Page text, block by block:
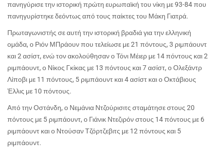
πανηγύρισε την ιστορική πρώτη ευρωπαϊκή του νίκη με 93-84 που
πανηγυρίστηκε δεόντως από τους παίκτες του Μάκη Γιατρά.
Πρωταγωνιστής σε αυτή την ιστορική βραδιά για την ελληνική
ομάδα, ο Ριόν ΜΠράουν που τελείωσε με 21 πόντους, 3 ριμπάουντ
και 2 ασίστ, ενώ τον ακολούθησαν ο Τόνι Μέιερ με 14 πόντους και 2
ριμπάουντ, ο Νίκος Γκίκας με 13 πόντους και 7 ασίστ, ο Ολεξάντρ
Λίποβι με 11 πόντους, 5 ριμπάουντ και 4 ασίστ και ο Οκτάβιους
Έλλις με 10 πόντους.
Από την Οστάνδη, ο Νεμάνια Ντζούρισιτς σταμάτησε στους 20
πόντους με 5 ριμπάουντ, ο Γιάνικ Ντεζιρόν στους 14 πόντους με 6
ριμπάουντ και ο Ντούσαν Τζόρτζεβιτς με 12 πόντους και 5
ριμπάουντ.